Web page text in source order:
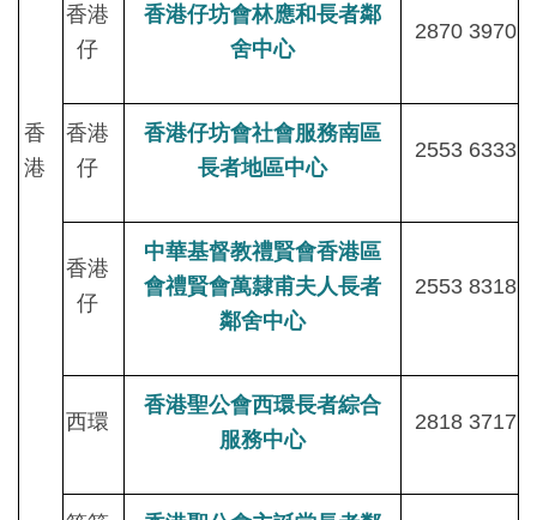
香
港
香港
仔
香港仔坊會林應和長者鄰
舍中心
2870 3970
香港
仔
香港仔坊會社會服務南區
長者地區中心
2553 6333
香港
仔
中華基督教禮賢會香港區
會禮賢會萬隸甫夫人長者
鄰舍中心
2553 8318
西環
香港聖公會西環長者綜合
服務中心
2818 3717